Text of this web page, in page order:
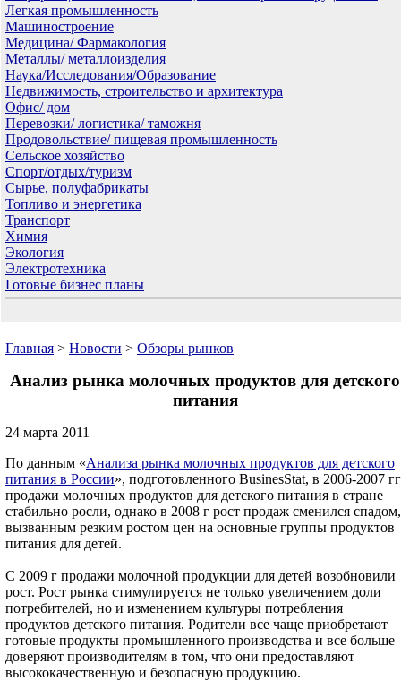
Легкая промышленность
Машиностроение
Медицина/ Фармакология
Металлы/ металлоизделия
Наука/Исследования/Образование
Недвижимость, строительство и архитектура
Офис/ дом
Перевозки/ логистика/ таможня
Продовольствие/ пищевая промышленность
Сельское хозяйство
Спорт/отдых/туризм
Сырье, полуфабрикаты
Топливо и энергетика
Транспорт
Химия
Экология
Электротехника
Готовые бизнес планы
Главная > Новости > Обзоры рынков
Анализ рынка молочных продуктов для детского
питания
24 марта 2011
По данным «Анализа рынка молочных продуктов для детского
питания в России», подготовленного BusinesStat, в 2006-2007 гг
продажи молочных продуктов для детского питания в стране
стабильно росли, однако в 2008 г рост продаж сменился спадом,
вызванным резким ростом цен на основные группы продуктов
питания для детей.
С 2009 г продажи молочной продукции для детей возобновили
рост. Рост рынка стимулируется не только увеличением доли
потребителей, но и изменением культуры потребления
продуктов детского питания. Родители все чаще приобретают
готовые продукты промышленного производства и все больше
доверяют производителям в том, что они предоставляют
высококачественную и безопасную продукцию.